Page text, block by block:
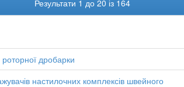
Результати 1 до 20 із 164
дробарки
настилочних комплексів швейного